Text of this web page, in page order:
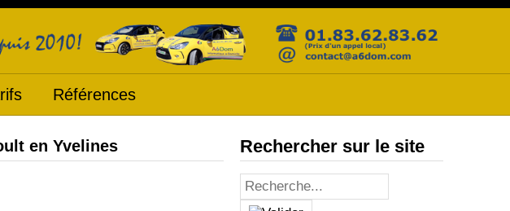
Références
en Yvelines Rechercher sur le site